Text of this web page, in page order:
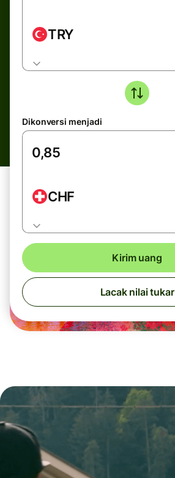
TRY
Dikonversi menjadi
CHF
Kirim uang
Lacak nilai tukar